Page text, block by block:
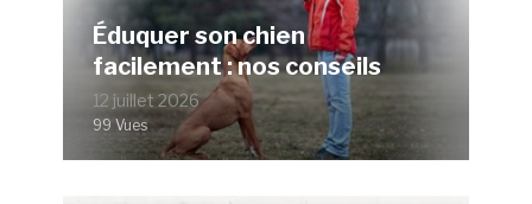
Éduquer son chien
facilement : nos conseils
12 juillet 2026
99 Vues